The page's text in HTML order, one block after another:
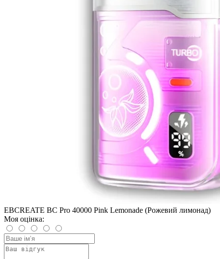
EBCREATE BC Pro 40000 Pink Lemonade (Рожевий лимонад)
Моя оцінка: